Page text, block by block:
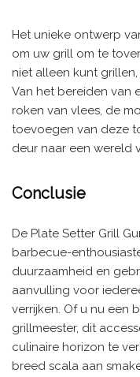
Het unieke ontwerp
om uw grill om te
niet alleen kunt
Van het bereiden van
roken van vlees, de
toevoegen van deze
deur naar een wereld
Conclusie
De Plate Setter Grill
barbecue-
duurzaamheid en
aanvulling voor
verrijken. Of u nu een
grillmeester, dit
culinaire horizon te
breed scala aan